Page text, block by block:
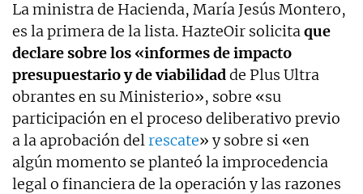
La ministra de Hacienda, María Jesús Montero,
es la primera de la lista. HazteOir solicitaque
declare sobre los «informes de impacto
presupuestario y de viabilidadde Plus Ultra
obrantes en su Ministerio», sobre «su
participación en el proceso deliberativo previo
a la aprobación delrescate» y sobre si «en
algún momento se planteó la improcedencia
legal o financiera de la operación y las razones